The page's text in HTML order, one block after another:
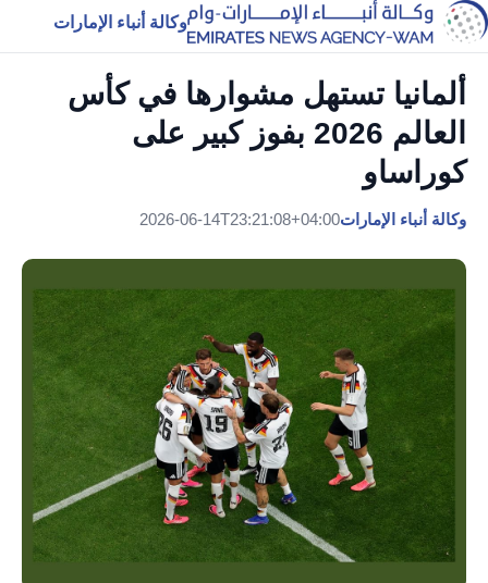
وكالة أنباء الإمارات
ألمانيا تستهل مشوارها في كأس
العالم 2026 بفوز كبير على
كوراساو
وكالة أنباء الإمارات2026-06-14T23:21:08+04:00